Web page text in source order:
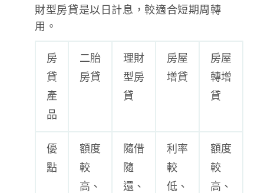
財型房貸是以日計息，較適合短期周轉
用。
房
貸
產
品
二胎
房貸
理財
型房
貸
房屋
增貸
房屋
轉增
貸
優
點
額度
較
高、
隨借
隨
還、
利率
較
低、
額度
較
高、